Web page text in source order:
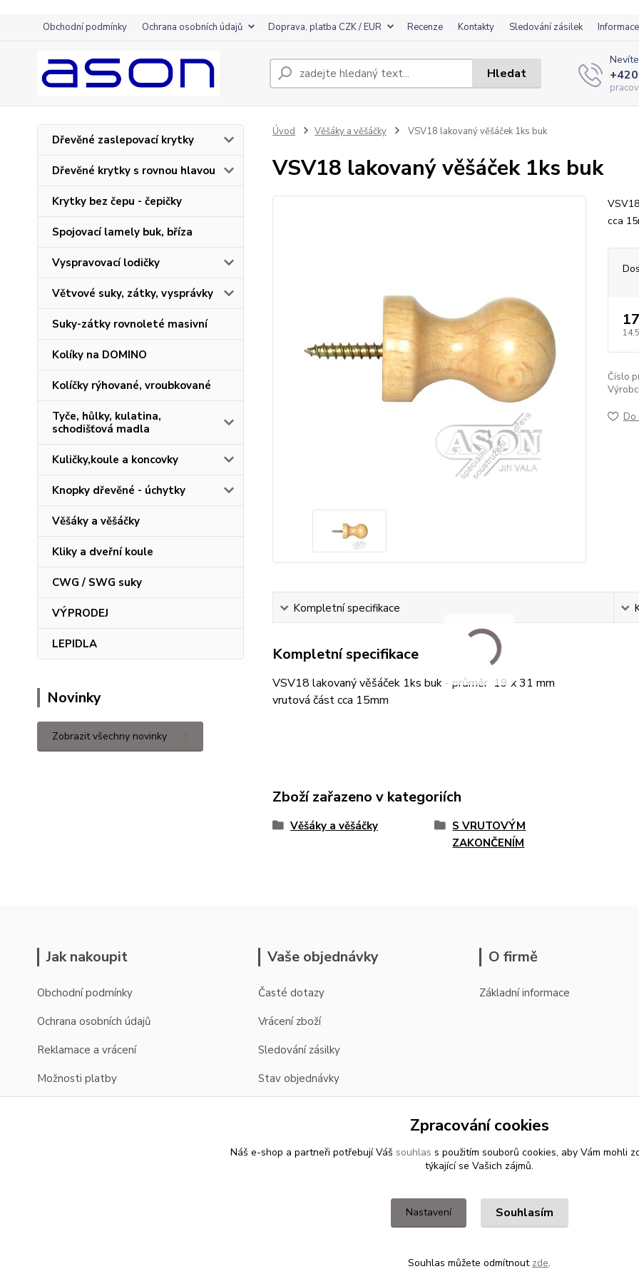
Obchodní podmínky Ochrana osobních údajů Doprava, platba CZK / EUR Recenze Kontakty Sledování zásilek
Hledat
Dřevěné zaslepovací krytky
Dřevěné krytky s rovnou hlavou
Krytky bez čepu - čepičky
Spojovací lamely buk, bříza
Vyspravovací lodičky
Větvové suky, zátky, vysprávky
Suky-zátky rovnoleté masivní
Kolíky na DOMINO
Kolíčky rýhované, vroubkované
Tyče, hůlky, kulatina,
schodišťová madla
Kuličky,koule a koncovky
Knopky dřevěné - úchytky
Věšáky a věšáčky
Kliky a dveřní koule
CWG / SWG suky
VÝPRODEJ
LEPIDLA
Novinky
Zobrazit všechny novinky
Úvod Věšáky a věšáčky VSV18 lakovaný věšáček 1ks buk
VSV18 lakovaný věšáček 1ks buk
cca
Číslo
Do
Kompletní specifikace
Kompletní specifikace
VSV18 lakovaný věšáček 1ks buk - průměr 19 x 31 mm
vrutová část cca 15mm
Zboží zařazeno v kategoriích
Věšáky a věšáčky
S VRUTOVÝM
ZAKONČENÍM
Jak nakoupit
Obchodní podmínky
Ochrana osobních údajů
Reklamace a vrácení
Možnosti platby
Vaše objednávky
Časté dotazy
Vrácení zboží
Sledování zásilky
Stav objednávky
O firmě
Základní informace
Zpracování cookies
Náš e-shop a partneři potřebují Váš souhlas s použitím souborů cookies, aby Vám mohli
týkající se Vašich zájmů.
Nastavení Souhlasím
Souhlas můžete odmítnout zde.